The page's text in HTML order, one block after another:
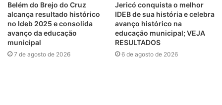
Belém do Brejo do Cruz
alcança resultado histórico
no Ideb 2025 e consolida
avanço da educação
municipal
7 de agosto de 2026
Jericó conquista o melhor
IDEB de sua história e celebra
avanço histórico na
educação municipal; VEJA
RESULTADOS
6 de agosto de 2026